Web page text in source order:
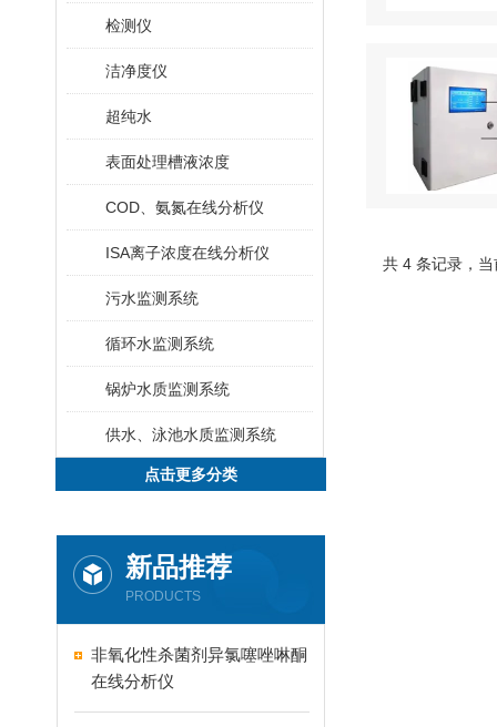
检测仪
洁净度仪
超纯水
表面处理槽液浓度
COD、氨氮在线分析仪
ISA离子浓度在线分析仪
污水监测系统
循环水监测系统
锅炉水质监测系统
供水、泳池水质监测系统
点击更多分类
新品推荐
PRODUCTS
非氧化性杀菌剂异氯噻唑啉酮
在线分析仪
共 4 条记录，